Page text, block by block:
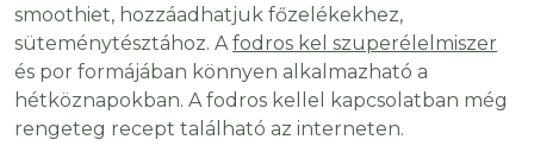
smoothiet, hozzáadhatjuk főzelékekhez,
süteménytésztához. Afodros kel szuperélelmiszer
és por formájában könnyen alkalmazható a
hétköznapokban. A fodros kellel kapcsolatban még
rengeteg recept található az interneten.